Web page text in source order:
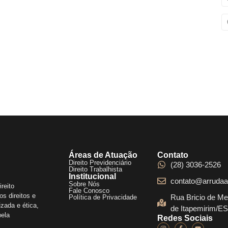
direitos e
e ética,
Áreas de Atuação
Direito Previdenciário
Direito Trabalhista
Institucional
Sobre Nós
Fale Conosco
Política de Privacidade
Contato
(28) 3036-2526
Rua Bricio de
de Itapemirim/ES
Redes Sociais